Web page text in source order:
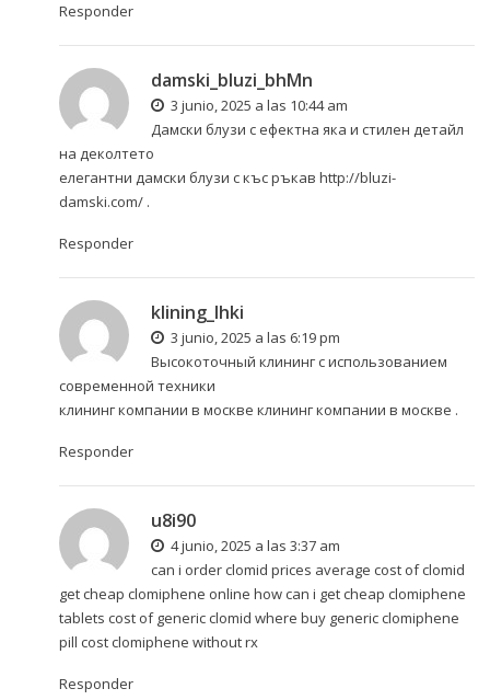
Responder
damski_bluzi_bhMn
3 junio, 2025 a las 10:44 am
Дамски блузи с ефектна яка и стилен детайл
на деколтето
елегантни дамски блузи с къс ръкав http://bluzi-
damski.com/.
Responder
klining_lhki
3 junio, 2025 a las 6:19 pm
Высокоточный клининг с использованием
современной техники
клининг компании в москве клининг компании в москве .
Responder
u8i90
4 junio, 2025 a las 3:37 am
can i order clomid prices average cost of clomid
get cheap clomiphene online how can i get cheap clomiphene
tablets cost of generic clomid where buy generic clomiphene
pill cost clomiphene without rx
Responder